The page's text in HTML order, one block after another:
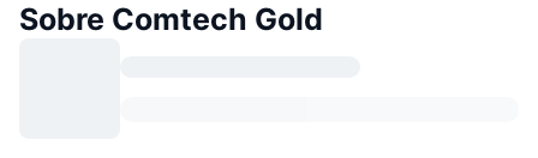
Sobre Comtech Gold